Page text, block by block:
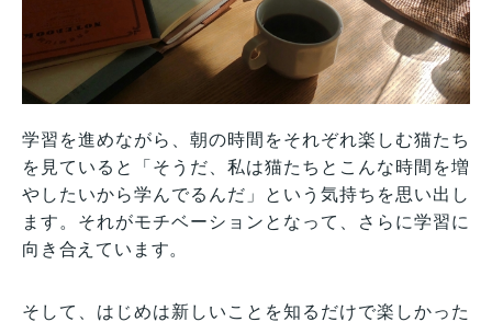
学習を進めながら、朝の時間をそれぞれ楽しむ猫たち
を見ていると「そうだ、私は猫たちとこんな時間を増
やしたいから学んでるんだ」という気持ちを思い出し
ます。それがモチベーションとなって、さらに学習に
向き合えています。
そして、はじめは新しいことを知るだけで楽しかった